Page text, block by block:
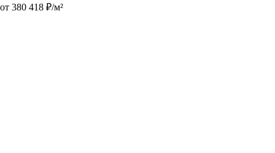
от 380 418 ₽/м²